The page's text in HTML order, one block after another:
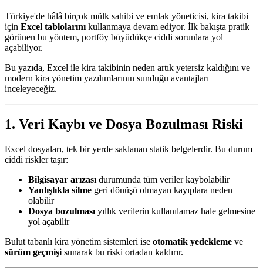
Türkiye'de hâlâ birçok mülk sahibi ve emlak yöneticisi, kira takibi
için Excel tablolarını kullanmaya devam ediyor. İlk bakışta pratik
görünen bu yöntem, portföy büyüdükçe ciddi sorunlara yol
açabiliyor.
Bu yazıda, Excel ile kira takibinin neden artık yetersiz kaldığını ve
modern kira yönetim yazılımlarının sunduğu avantajları
inceleyeceğiz.
1. Veri Kaybı ve Dosya Bozulması Riski
Excel dosyaları, tek bir yerde saklanan statik belgelerdir. Bu durum
ciddi riskler taşır:
Bilgisayar arızası durumunda tüm veriler kaybolabilir
Yanlışlıkla silme geri dönüşü olmayan kayıplara neden
olabilir
Dosya bozulması yıllık verilerin kullanılamaz hale gelmesine
yol açabilir
Bulut tabanlı kira yönetim sistemleri ise otomatik yedekleme ve
sürüm geçmişi sunarak bu riski ortadan kaldırır.